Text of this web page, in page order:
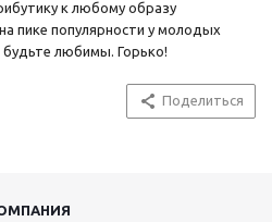
к любому образу
пике популярности у молодых
любимы. Горько!
Поделиться